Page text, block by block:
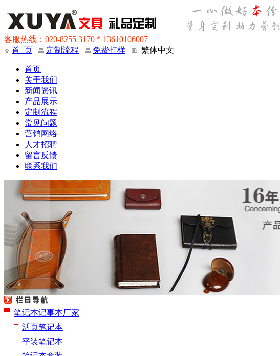
客服热线：020-8255 3170 * 13610106007
首 页
定制流程 免费打样 繁体中文
首页
关于我们
新闻资讯
产品展示
定制流程
常见问题
营销网络
人才招聘
留言反馈
联系我们
广州记事本定做
笔记本记事本厂家
活页笔记本
平装笔记本